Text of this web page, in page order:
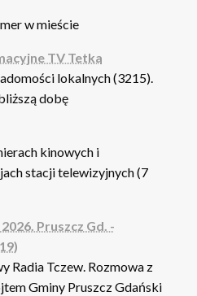
w mieście
TV Tetka
lokalnych (3215).
dobę
kinowych i
stacji telewizyjnych (7
Pruszcz Gd. -
Radia Tczew. Rozmowa z
Gminy Pruszcz Gdański